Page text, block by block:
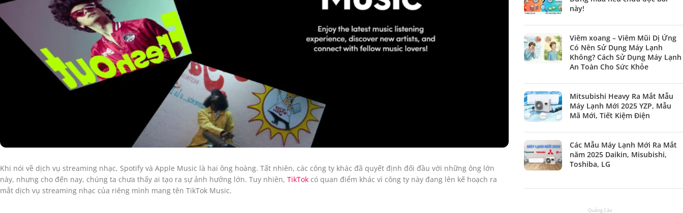
Khi nói về dịch vụ streaming nhạc, Spotify và Apple Music là hai ông hoàng. Tất nhiên, các công ty khác đã quyết định đối đầu với những ông lớn
này, nhưng cho đến nay, chúng ta chưa thấy ai tạo ra sự ảnh hưởng lớn. Tuy nhiên, TikTok có quan điểm khác vì công ty này đang lên kế hoạch ra
mắt dịch vụ streaming nhạc của riêng mình mang tên TikTok Music.
này!
Viêm xoang – Viêm Mũi Dị Ứng
Có Nên Sử Dụng Máy Lạnh
Không? Cách Sử Dụng Máy Lạnh
An Toàn Cho Sức Khỏe
Mitsubishi Heavy Ra Mắt Mẫu
Máy Lạnh Mới 2025 YZP, Mẫu
Mã Mới, Tiết Kiệm Điện
Các Mẫu Máy Lạnh Mới Ra Mắt
năm 2025 Daikin, Misubishi,
Toshiba, LG